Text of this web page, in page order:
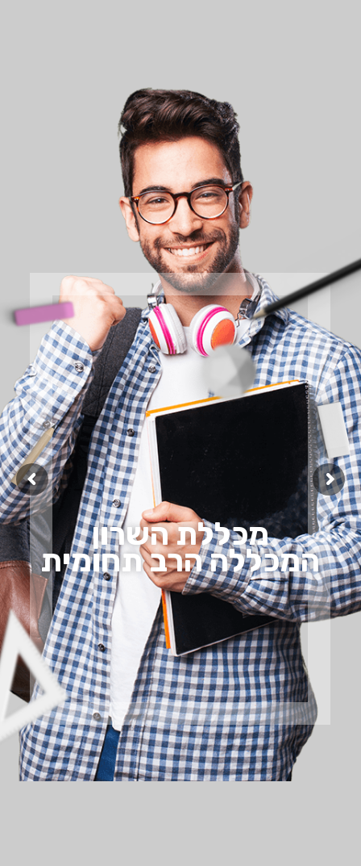
מכללת השרון
המכללה הרב תחומית